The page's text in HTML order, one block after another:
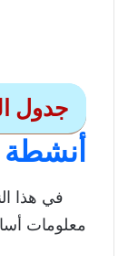
جدول
أنشطة
في هذا
معلومات